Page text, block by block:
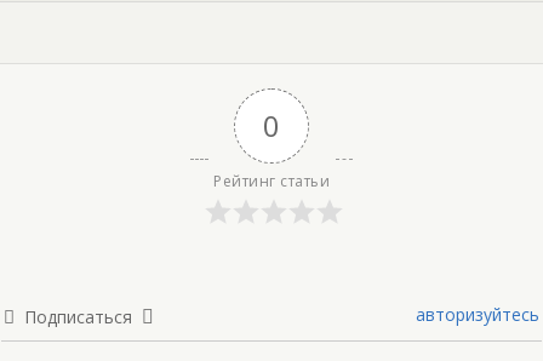
0
Рейтинг статьи
Подписаться авторизуйтесь